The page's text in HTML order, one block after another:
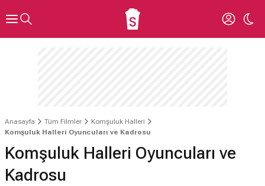
Anasayfa Tüm Filmler
Komşuluk Halleri
Komşuluk Halleri Oyuncuları ve Kadrosu
Komşuluk Halleri Oyuncuları ve
Kadrosu